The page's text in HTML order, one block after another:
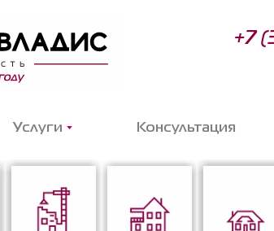
+7
Услуги Консультация